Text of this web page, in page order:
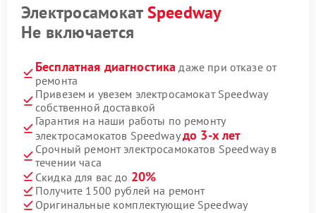
ЭлектросамокатSpeedway
Не включается
Бесплатная диагностика даже при отказе от
ремонта
Привезем и увезем электросамокат Speedway
собственной доставкой
Гарантия на наши работы по ремонту
электросамокатов Speedwayдо 3-х лет
Срочный ремонт электросамокатов Speedway в
течении часа
Скидка для вас до 20%
Получите 1500 рублей на ремонт
Оригинальные комплектующие Speedway